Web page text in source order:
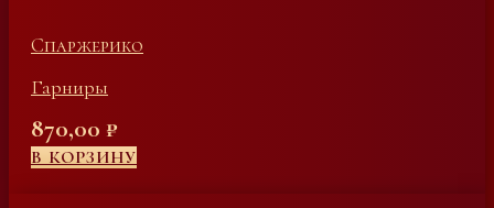
Спаржерико
Гарниры
870,00 ₽
В КОРЗИНУ